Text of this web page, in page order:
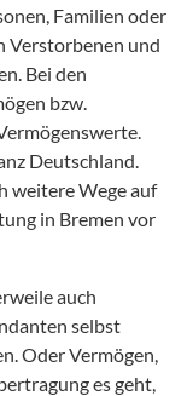
Familien oder
Verstorbenen und
Bei den
bzw.
Deutschland.
weitere Wege auf
in Bremen vor
auch
selbst
Oder Vermögen,
es geht,